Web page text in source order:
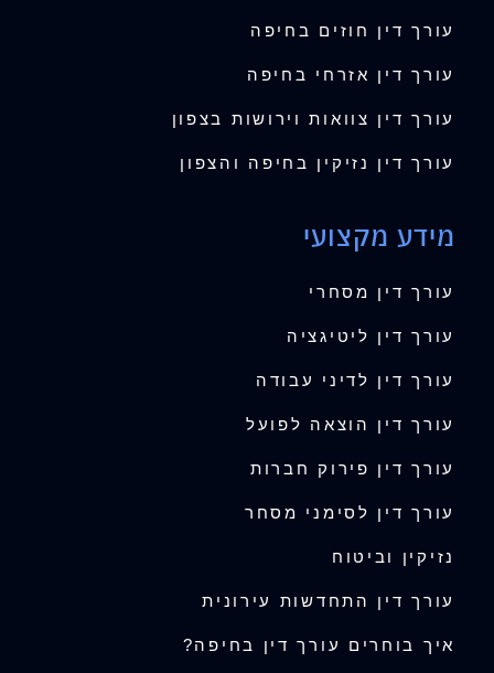
עורך דין חוזים בחיפה
עורך דין אזרחי בחיפה
עורך דין צוואות וירושות בצפון
עורך דין נזיקין בחיפה והצפון
מידע מקצועי
עורך דין מסחרי
עורך דין ליטיגציה
עורך דין לדיני עבודה
עורך דין הוצאה לפועל
עורך דין פירוק חברות
עורך דין לסימני מסחר
נזיקין וביטוח
עורך דין התחדשות עירונית
איך בוחרים עורך דין בחיפה?